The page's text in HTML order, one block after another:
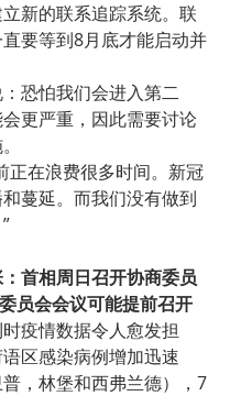
新的联系追踪系统。联
要等到8月底才能启动并
恐怕我们会进入第二
更严重，因此需要讨论
正在浪费很多时间。新冠
蔓延。而我们没有做到
首相周日召开协商委员
员会会议可能提前召开
疫情数据令人愈发担
区感染病例增加迅速
普，林堡和西弗兰德），7